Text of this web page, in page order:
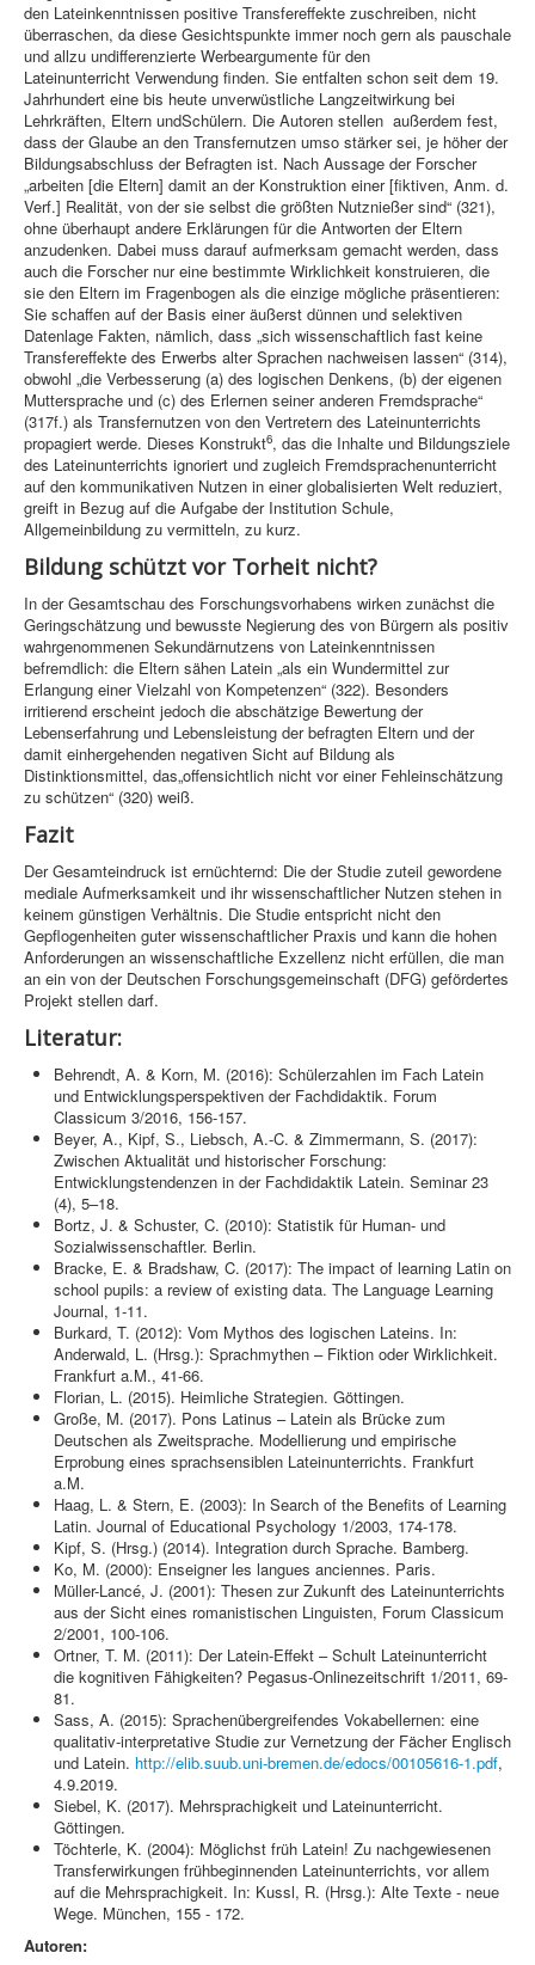
den Lateinkenntnissen positive Transfereffekte zuschreiben, nicht
überraschen, da diese Gesichtspunkte immer noch gern als pauschale
und allzu undifferenzierte Werbeargumente für den
Lateinunterricht Verwendung finden. Sie entfalten schon seit dem 19.
Jahrhundert eine bis heute unverwüstliche Langzeitwirkung bei
Lehrkräften, Eltern undSchülern. Die Autoren stellen außerdem fest,
dass der Glaube an den Transfernutzen umso stärker sei, je höher der
Bildungsabschluss der Befragten ist. Nach Aussage der Forscher
„arbeiten [die Eltern] damit an der Konstruktion einer [fiktiven, Anm. d.
Verf.] Realität, von der sie selbst die größten Nutznießer sind“ (321),
ohne überhaupt andere Erklärungen für die Antworten der Eltern
anzudenken. Dabei muss darauf aufmerksam gemacht werden, dass
auch die Forscher nur eine bestimmte Wirklichkeit konstruieren, die
sie den Eltern im Fragenbogen als die einzige mögliche präsentieren:
Sie schaffen auf der Basis einer äußerst dünnen und selektiven
Datenlage Fakten, nämlich, dass „sich wissenschaftlich fast keine
Transfereffekte des Erwerbs alter Sprachen nachweisen lassen“ (314),
obwohl „die Verbesserung (a) des logischen Denkens, (b) der eigenen
Muttersprache und (c) des Erlernen seiner anderen Fremdsprache“
(317f.) als Transfernutzen von den Vertretern des Lateinunterrichts
propagiert werde. Dieses Konstrukt6, das die Inhalte und Bildungsziele
des Lateinunterrichts ignoriert und zugleich Fremdsprachenunterricht
auf den kommunikativen Nutzen in einer globalisierten Welt reduziert,
greift in Bezug auf die Aufgabe der Institution Schule,
Allgemeinbildung zu vermitteln, zu kurz.
Bildung schützt vor Torheit nicht?
In der Gesamtschau des Forschungsvorhabens wirken zunächst die
Geringschätzung und bewusste Negierung des von Bürgern als positiv
wahrgenommenen Sekundärnutzens von Lateinkenntnissen
befremdlich: die Eltern sähen Latein „als ein Wundermittel zur
Erlangung einer Vielzahl von Kompetenzen“ (322). Besonders
irritierend erscheint jedoch die abschätzige Bewertung der
Lebenserfahrung und Lebensleistung der befragten Eltern und der
damit einhergehenden negativen Sicht auf Bildung als
Distinktionsmittel, das„offensichtlich nicht vor einer Fehleinschätzung
zu schützen“ (320) weiß.
Fazit
Der Gesamteindruck ist ernüchternd: Die der Studie zuteil gewordene
mediale Aufmerksamkeit und ihr wissenschaftlicher Nutzen stehen in
keinem günstigen Verhältnis. Die Studie entspricht nicht den
Gepflogenheiten guter wissenschaftlicher Praxis und kann die hohen
Anforderungen an wissenschaftliche Exzellenz nicht erfüllen, die man
an ein von der Deutschen Forschungsgemeinschaft (DFG) gefördertes
Projekt stellen darf.
Literatur:
Behrendt, A. & Korn, M. (2016): Schülerzahlen im Fach Latein
und Entwicklungsperspektiven der Fachdidaktik. Forum
Classicum 3/2016, 156-157.
Beyer, A., Kipf, S., Liebsch, A.-C. & Zimmermann, S. (2017):
Zwischen Aktualität und historischer Forschung:
Entwicklungstendenzen in der Fachdidaktik Latein. Seminar 23
(4), 5–18.
Bortz, J. & Schuster, C. (2010): Statistik für Human- und
Sozialwissenschaftler. Berlin.
Bracke, E. & Bradshaw, C. (2017): The impact of learning Latin on
school pupils: a review of existing data. The Language Learning
Journal, 1-11.
Burkard, T. (2012): Vom Mythos des logischen Lateins. In:
Anderwald, L. (Hrsg.): Sprachmythen – Fiktion oder Wirklichkeit.
Frankfurt a.M., 41-66.
Florian, L. (2015). Heimliche Strategien. Göttingen.
Große, M. (2017). Pons Latinus – Latein als Brücke zum
Deutschen als Zweitsprache. Modellierung und empirische
Erprobung eines sprachsensiblen Lateinunterrichts. Frankfurt
a.M.
Haag, L. & Stern, E. (2003): In Search of the Benefits of Learning
Latin. Journal of Educational Psychology 1/2003, 174-178.
Kipf, S. (Hrsg.) (2014). Integration durch Sprache. Bamberg.
Ko, M. (2000): Enseigner les langues anciennes. Paris.
Müller-Lancé, J. (2001): Thesen zur Zukunft des Lateinunterrichts
aus der Sicht eines romanistischen Linguisten, Forum Classicum
2/2001, 100-106.
Ortner, T. M. (2011): Der Latein-Effekt – Schult Lateinunterricht
die kognitiven Fähigkeiten? Pegasus-Onlinezeitschrift 1/2011, 69-
81.
Sass, A. (2015): Sprachenübergreifendes Vokabellernen: eine
qualitativ-interpretative Studie zur Vernetzung der Fächer Englisch
und Latein. http://elib.suub.uni-bremen.de/edocs/00105616-1.pdf,
4.9.2019.
Siebel, K. (2017). Mehrsprachigkeit und Lateinunterricht.
Göttingen.
Töchterle, K. (2004): Möglichst früh Latein! Zu nachgewiesenen
Transferwirkungen frühbeginnenden Lateinunterrichts, vor allem
auf die Mehrsprachigkeit. In: Kussl, R. (Hrsg.): Alte Texte - neue
Wege. München, 155 - 172.
Autoren: